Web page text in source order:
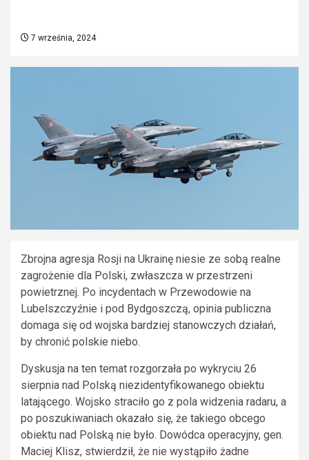
7 września, 2024
Zbrojna agresja Rosji na Ukrainę niesie ze sobą realne
zagrożenie dla Polski, zwłaszcza w przestrzeni
powietrznej. Po incydentach w Przewodowie na
Lubelszczyźnie i pod Bydgoszczą, opinia publiczna
domaga się od wojska bardziej stanowczych działań,
by chronić polskie niebo.
Dyskusja na ten temat rozgorzała po wykryciu 26
sierpnia nad Polską niezidentyfikowanego obiektu
latającego. Wojsko straciło go z pola widzenia radaru, a
po poszukiwaniach okazało się, że takiego obcego
obiektu nad Polską nie było. Dowódca operacyjny, gen.
Maciej Klisz, stwierdził, że nie wystąpiło żadne